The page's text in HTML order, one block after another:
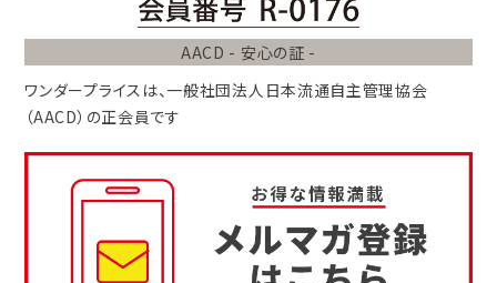
AACD - 安心の証 -
ワンダープライスは、一般社団法人 日本流通自主管理協会
（AACD） の正会員です